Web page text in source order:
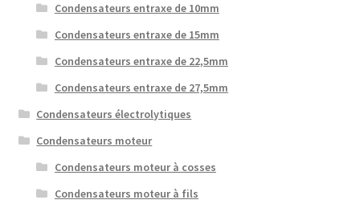
Condensateurs entraxe de 10mm
Condensateurs entraxe de 15mm
Condensateurs entraxe de 22,5mm
Condensateurs entraxe de 27,5mm
Condensateurs électrolytiques
Condensateurs moteur
Condensateurs moteur à cosses
Condensateurs moteur à fils